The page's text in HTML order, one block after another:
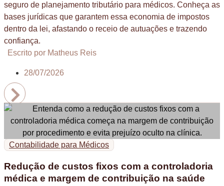
seguro de planejamento tributário para médicos. Conheça as
bases jurídicas que garantem essa economia de impostos
dentro da lei, afastando o receio de autuações e trazendo
confiança.
Escrito por Matheus Reis
28/07/2026
Contabilidade para Médicos
Redução de custos fixos com a controladoria
médica e margem de contribuição na saúde